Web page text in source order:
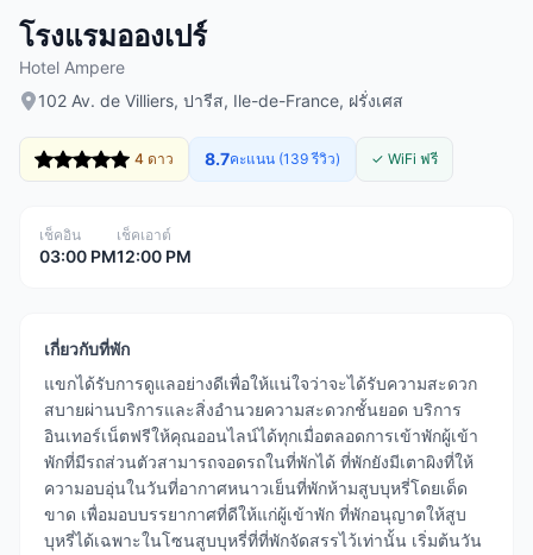
โรงแรมอองเปร์
Hotel Ampere
102 Av. de Villiers, ปารีส, Ile-de-France, ฝรั่งเศส
4 ดาว 8.7คะแนน (139 รีวิว) ✓ WiFi ฟรี
เช็คอิน
03:00 PM
เช็คเอาต์
12:00 PM
เกี่ยวกับที่พัก
แขกได้รับการดูแลอย่างดีเพื่อให้แน่ใจว่าจะได้รับความสะดวก
สบายผ่านบริการและสิ่งอำนวยความสะดวกชั้นยอด บริการ
อินเทอร์เน็ตฟรีให้คุณออนไลน์ได้ทุกเมื่อตลอดการเข้าพักผู้เข้า
พักที่มีรถส่วนตัวสามารถจอดรถในที่พักได้ ที่พักยังมีเตาผิงที่ให้
ความอบอุ่นในวันที่อากาศหนาวเย็นที่พักห้ามสูบบุหรี่โดยเด็ด
ขาด เพื่อมอบบรรยากาศที่ดีให้แก่ผู้เข้าพัก ที่พักอนุญาตให้สูบ
บุหรี่ได้เฉพาะในโซนสูบบุหรี่ที่ที่พักจัดสรรไว้เท่านั้น เริ่มต้นวัน